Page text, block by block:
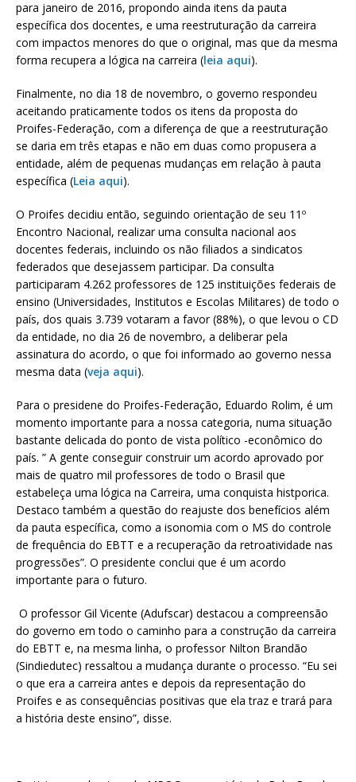
para janeiro de 2016, propondo ainda itens da pauta
específica dos docentes, e uma reestruturação da carreira
com impactos menores do que o original, mas que da mesma
forma recupera a lógica na carreira (leia aqui).
Finalmente, no dia 18 de novembro, o governo respondeu
aceitando praticamente todos os itens da proposta do
Proifes-Federação, com a diferença de que a reestruturação
se daria em três etapas e não em duas como propusera a
entidade, além de pequenas mudanças em relação à pauta
específica (Leia aqui).
O Proifes decidiu então, seguindo orientação de seu 11º
Encontro Nacional, realizar uma consulta nacional aos
docentes federais, incluindo os não filiados a sindicatos
federados que desejassem participar. Da consulta
participaram 4.262 professores de 125 instituições federais de
ensino (Universidades, Institutos e Escolas Militares) de todo o
país, dos quais 3.739 votaram a favor (88%), o que levou o CD
da entidade, no dia 26 de novembro, a deliberar pela
assinatura do acordo, o que foi informado ao governo nessa
mesma data (veja aqui).
Para o presidene do Proifes-Federação, Eduardo Rolim, é um
momento importante para a nossa categoria, numa situação
bastante delicada do ponto de vista político -econômico do
país. ” A gente conseguir construir um acordo aprovado por
mais de quatro mil professores de todo o Brasil que
estabeleça uma lógica na Carreira, uma conquista histporica.
Destaco também a questão do reajuste dos benefícios além
da pauta específica, como a isonomia com o MS do controle
de frequência do EBTT e a recuperação da retroatividade nas
progressões”. O presidente conclui que é um acordo
importante para o futuro.
O professor Gil Vicente (Adufscar) destacou a compreensão
do governo em todo o caminho para a construção da carreira
do EBTT e, na mesma linha, o professor Nilton Brandão
(Sindiedutec) ressaltou a mudança durante o processo. “Eu sei
o que era a carreira antes e depois da representação do
Proifes e as consequências positivas que ela traz e trará para
a história deste ensino”, disse.